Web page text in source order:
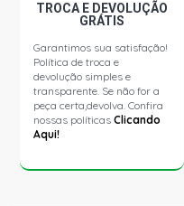
TROCA E DEVOLUÇÃO
GRÁTIS
Garantimos sua satisfação!
Política de troca e
devolução simples e
transparente. Se não for a
peça certa,devolva. Confira
nossas políticasClicando
Aqui!